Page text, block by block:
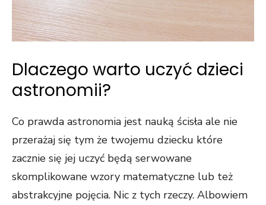
Dlaczego warto uczyć dzieci
astronomii?
Co prawda astronomia jest nauką ścisła ale nie
przerażaj się tym że twojemu dziecku które
zacznie się jej uczyć będą serwowane
skomplikowane wzory matematyczne lub też
abstrakcyjne pojęcia. Nic z tych rzeczy. Albowiem